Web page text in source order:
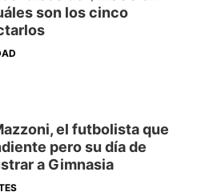
son los cinco
el futbolista que
pero su día de
a Gimnasia